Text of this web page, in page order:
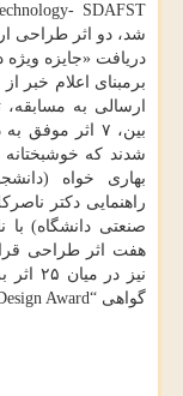
شد، دو اثر طراحی
دریافت «جایزه ویژه
ارسالی به
شدند که خوشبختانه
بهاری خواه
راهنمایی دکتر
صنعتی دانشگاه) با
هفت اثر طراحی
نیز
گواهی “Gensai Design Award” شد.